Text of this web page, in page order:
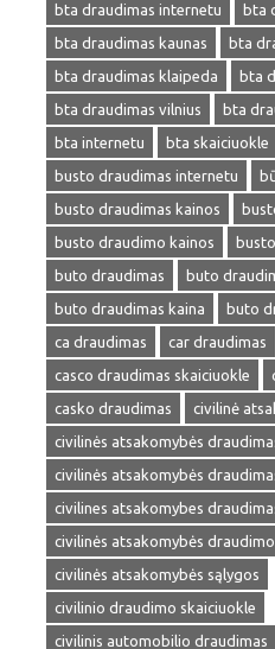
bta draudimas internetu
bta
bta draudimas kaunas
bta
bta draudimas klaipeda
bta
bta draudimas vilnius
bta
bta internetu
bta skaiciuokle
busto draudimas internetu
busto draudimas kainos
busto draudimo kainos
buto draudimas
buto
buto draudimas kaina
buto
ca draudimas
car draudimas
casco draudimas skaiciuokle
casko draudimas
civilinė
civilinės atsakomybės
civilinės atsakomybės
civilines atsakomybes
civilinės atsakomybės
civilinės atsakomybės sąlygos
civilinio draudimo skaiciuokle
civilinis automobilio draudimas